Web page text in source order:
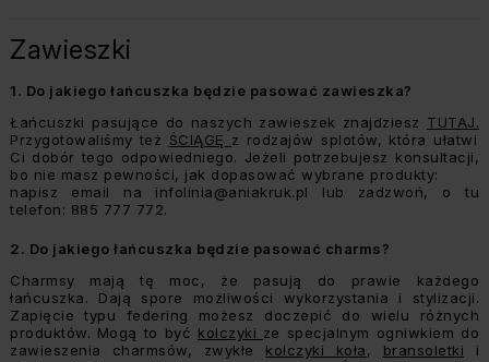
Zawieszki
1. Do jakiego łańcuszka będzie pasować zawieszka?
Łańcuszki pasujące do naszych zawieszek znajdziesz TUTAJ.
Przygotowaliśmy też ŚCIĄGĘ z rodzajów splotów, która ułatwi
Ci dobór tego odpowiedniego. Jeżeli potrzebujesz konsultacji,
bo nie masz pewności, jak dopasować wybrane produkty:
napisz email na infolinia@aniakruk.pl
lub zadzwoń, o tu
telefon: 885 777 772.
2. Do jakiego łańcuszka będzie pasować charms?
Charmsy mają tę moc, że pasują do prawie każdego
łańcuszka. Dają spore możliwości wykorzystania i stylizacji.
Zapięcie typu federing możesz doczepić do wielu różnych
produktów. Mogą to być kolczyki ze specjalnym ogniwkiem do
zawieszenia charmsów, zwykłe kolczyki koła, bransoletki
i